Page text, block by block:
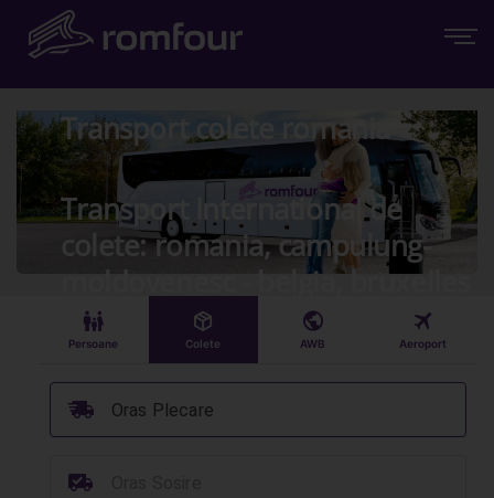
Transport colete romania
Transport International de
colete: romania, campulung-
moldovenesc - belgia, bruxelles
󱠣
Persoane
󰏗
Colete
󰇧
AWB
󰀝
Aeroport
Oras Plecare
󰞈
󰳔